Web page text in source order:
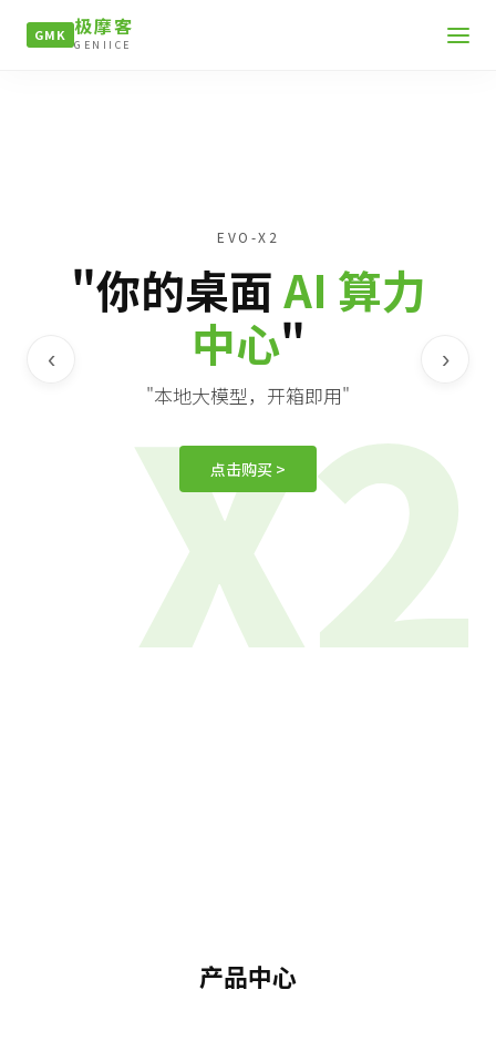
GMK 极摩客
GENIICE
X2
EVO-X2
"你的桌面AI 算力
中心"
"本地大模型，开箱即用"
点击购买 >
‹ ›
产品中心